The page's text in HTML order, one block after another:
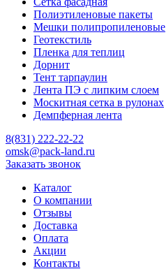
Полиэтиленовые пакеты
Мешки полипропиленовые
Геотекстиль
Пленка для теплиц
Дорнит
Тент тарпаулин
Лента ПЭ с липким слоем
Москитная сетка в рулонах
Демпферная лента
8(831) 222-22-22
omsk@pack-land.ru
Заказать звонок
Каталог
О компании
Отзывы
Доставка
Оплата
Акции
Контакты